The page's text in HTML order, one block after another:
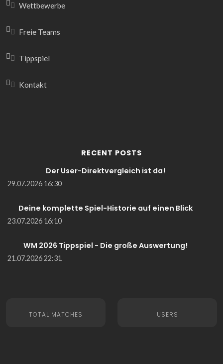
Wettbewerbe
Freie Teams
Tippspiel
Kontakt
RECENT POSTS
Der User-Direktvergleich ist da!
29.07.2026 16:30
Deine komplette Spiel-Historie auf einen Blick
23.07.2026 16:10
WM 2026 Tippspiel - Die große Auswertung!
21.07.2026 22:31
TOTAL MATCHES USERS